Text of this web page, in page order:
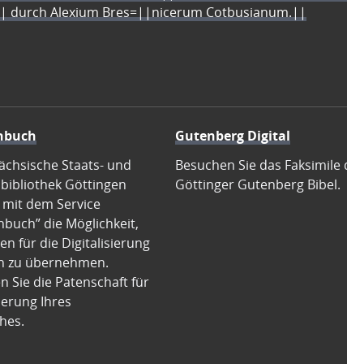
durch Alexium Bres=||nicerum Cotbusianum.||
Staats- und
Göttingen
dem Service
die Möglichkeit,
für die Digitalisierung
zu übernehmen.
Sie die Patenschaft für
Ihres
Gutenberg Digital
Besuchen Sie das Faksimile
Göttinger Gutenberg Bibel.